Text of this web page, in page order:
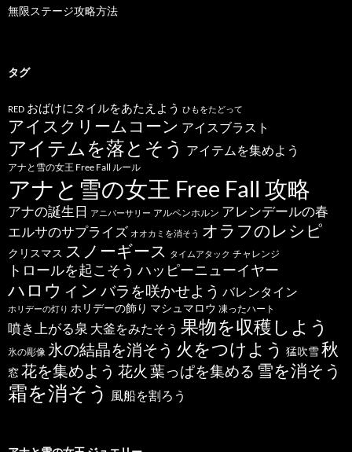
無限ステージ攻略方法
タグ
RED おばけにタイルをあたえよう ひもをたどって
アイスクリームコーン アイスブラスト
アイテムを落とそう アイテムを集めよう
アナと雪の女王 Free Fall ルール
アナと雪の女王 Free Fall 攻略
アナの誕生日 アニバーサリー アルペンホルン アレンデールの春
エルサのサプライズ オオカミを消そう オラフのレシピ
クリスマス スノーギース タイムアタック チャレンジ
トロールを起こそう ハッピーニューイヤー
ハロウィン バラを咲かせよう バレンタイン
ホリデーの灯り ホリデーの飾り マシュマロウ 凍ったハート
噴き上がる泉 大釜をみたそう 果物を収穫しよう
氷の彫像 氷の結晶を消そう 火をつけよう 猛吹雪秋
窓花を集めよう 花火 葉っぱを集める 雪を消そう
霜を消そう 風船を割ろう